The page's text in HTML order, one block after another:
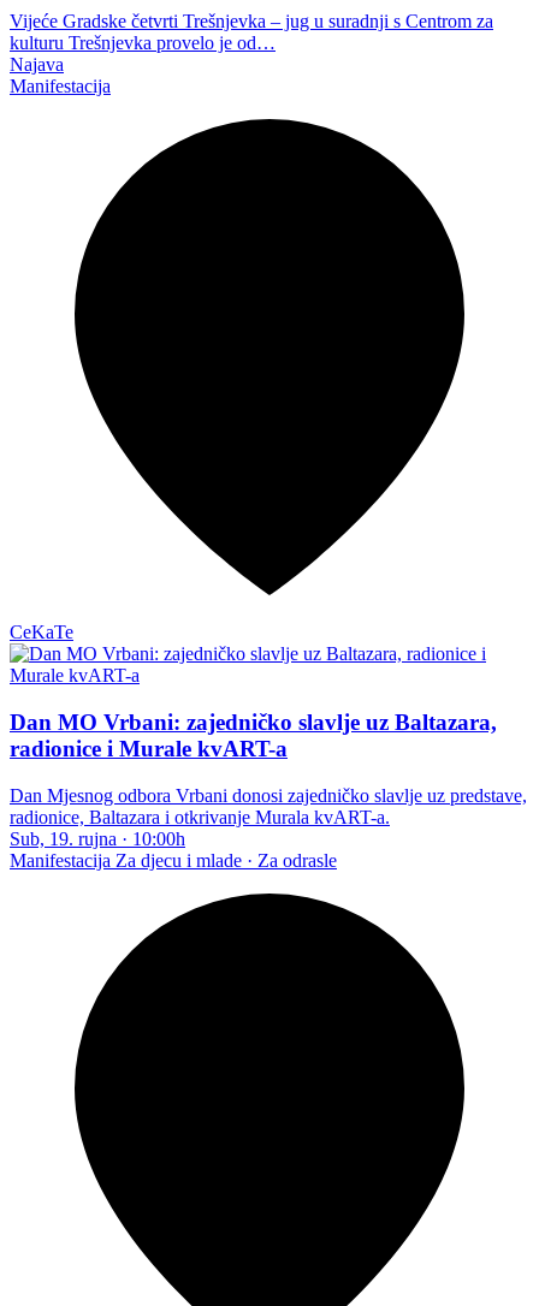
Vijeće Gradske četvrti Trešnjevka – jug u suradnji s Centrom za
kulturu Trešnjevka provelo je od…
Najava
Manifestacija
CeKaTe
Dan MO Vrbani: zajedničko slavlje uz Baltazara,
radionice i Murale kvART-a
Dan Mjesnog odbora Vrbani donosi zajedničko slavlje uz predstave,
radionice, Baltazara i otkrivanje Murala kvART-a.
Sub, 19. rujna · 10:00h
Manifestacija Za djecu i mlade · Za odrasle